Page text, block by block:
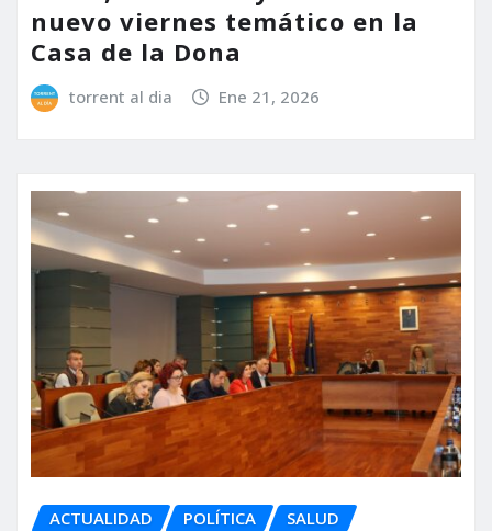
nuevo viernes temático en la
Casa de la Dona
torrent al dia Ene 21, 2026
ACTUALIDAD POLÍTICA SALUD